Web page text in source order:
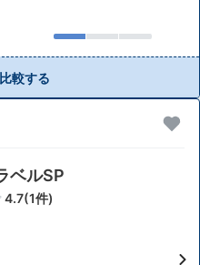
較する
ベルSP
4.7(1件)